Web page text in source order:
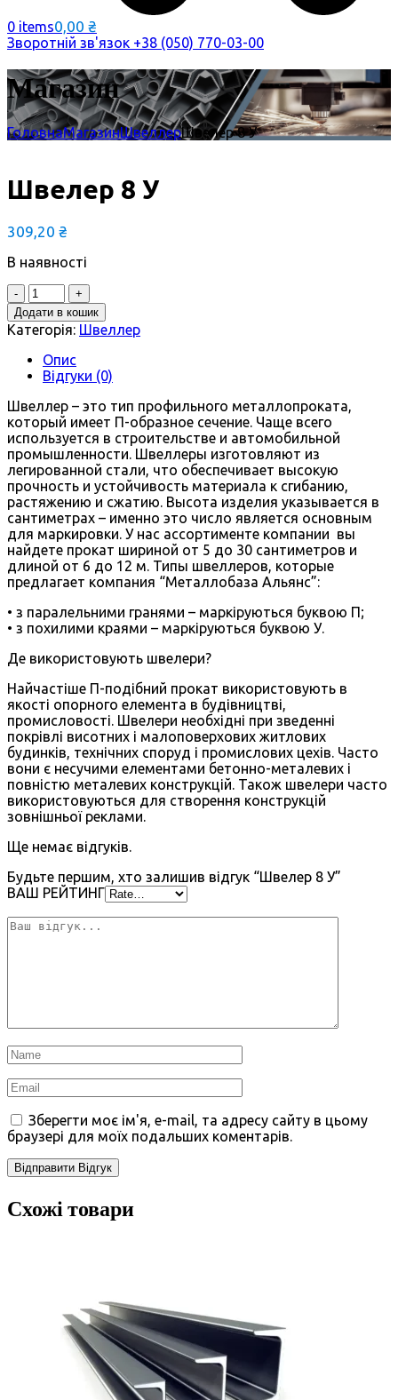
0 items0,00 ₴
Зворотній зв'язок +38 (050) 770-03-00
Магазин
ГоловнаМагазинШвеллерШвелер 8 У
Швелер 8 У
309,20 ₴
В наявності
Quantity
Додати в кошик
Категорія: Швеллер
Опис
Відгуки (0)
Швеллер – это тип профильного металлопроката,
который имеет П-образное сечение. Чаще всего
используется в строительстве и автомобильной
промышленности. Швеллеры изготовляют из
легированной стали, что обеспечивает высокую
прочность и устойчивость материала к сгибанию,
растяжению и сжатию. Высота изделия указывается в
сантиметрах – именно это число является основным
для маркировки. У нас ассортименте компании вы
найдете прокат шириной от 5 до 30 сантиметров и
длиной от 6 до 12 м. Типы швеллеров, которые
предлагает компания “Металлобаза Альянс”:
• з паралельними гранями – маркіруються буквою П;
• з похилими краями – маркіруються буквою У.
Де використовують швелери?
Найчастіше П-подібний прокат використовують в
якості опорного елемента в будівництві,
промисловості. Швелери необхідні при зведенні
покрівлі висотних і малоповерхових житлових
будинків, технічних споруд і промислових цехів. Часто
вони є несучими елементами бетонно-металевих і
повністю металевих конструкцій. Також швелери часто
використовуються для створення конструкцій
зовнішньої реклами.
Ще немає відгуків.
Будьте першим, хто залишив відгук “Швелер 8 У”
ВАШ РЕЙТИНГ
Зберегти моє ім'я, e-mail, та адресу сайту в цьому
браузері для моїх подальших коментарів.
Схожі товари